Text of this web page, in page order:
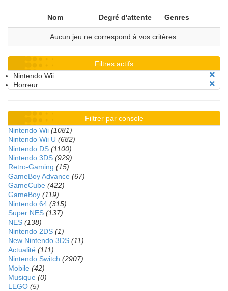
Nom Degré d'attente Genres
Aucun jeu ne correspond à vos critères.
Filtres actifs
Nintendo Wii
Horreur
Filtrer par console
Nintendo Wii (1081)
Nintendo Wii U (682)
Nintendo DS (1100)
Nintendo 3DS (929)
Retro-Gaming (15)
GameBoy Advance (67)
GameCube (422)
GameBoy (119)
Nintendo 64 (315)
Super NES (137)
NES (138)
Nintendo 2DS (1)
New Nintendo 3DS (11)
Actualité (111)
Nintendo Switch (2907)
Mobile (42)
Musique (0)
LEGO (5)